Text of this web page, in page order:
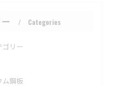
Categories
ゴリー
ム鋼板